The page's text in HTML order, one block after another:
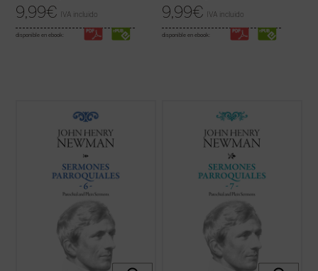
9,99€ IVA incluido
disponible en ebook:
9,99€ IVA incluido
disponible en ebook:
Los sermones de esta sexta entrega de los
Sermones Parroquialesfueron predicados
a lo largo de seis años, entre 1836 y el
decisivo 1841. La impresión es que
Newman seleccionó con mucho equilibrio
los veinticinco sermones de este volumen.
En 1842, tras la aparición del sexto
volumen, Newman había dado por
terminada la publicación de la serie de sus
Sermones parroquiales. En esos
momentos se hallaba inmerso en el
dramático proceso interior que culminaría
con su conversión ...(ver ficha)